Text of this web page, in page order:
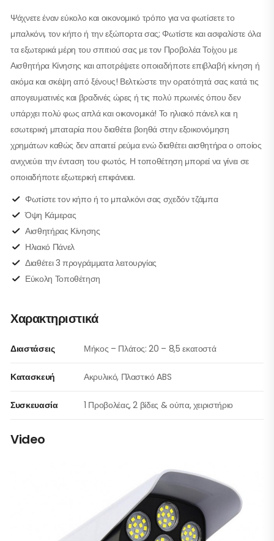
Ψάχνετε έναν εύκολο και οικονομικό τρόπο για να φωτίσετε το
μπαλκόνι, τον κήπο ή την εξώπορτα σας; Φωτίστε και ασφαλίστε όλα
τα εξωτερικά μέρη του σπιτιού σας με τον Προβολέα Τοίχου με
Αισθητήρα Κίνησης και αποτρέψετε οποιαδήποτε επιβλαβή κίνηση ή
ακόμα και σκέψη από ξένους! Βελτιώστε την ορατότητά σας κατά τις
απογευματινές και βραδινές ώρες ή τις πολύ πρωινές όπου δεν
υπάρχει πολύ φως απλά και οικονομικά! Το ηλιακό πάνελ και η
εσωτερική μπαταρία που διαθέτει βοηθά στην εξοικονόμηση
χρημάτων καθώς δεν απαιτεί ρεύμα ενώ διαθέτει αισθητήρα ο οποίος
ανιχνεύει την ένταση του φωτός. Η τοποθέτηση μπορεί να γίνει σε
οποιαδήποτε εξωτερική επιφάνεια.
Φωτίστε τον κήπο ή το μπαλκόνι σας σχεδόν τζάμπα
Όψη Κάμερας
Αισθητήρας Κίνησης
Ηλιακό Πάνελ
Διαθέτει 3 προγράμματα λειτουργίας
Εύκολη Τοποθέτηση
Χαρακτηριστικά
Διαστάσεις Μήκος – Πλάτος: 20 – 8,5 εκατοστά
Κατασκευή Ακρυλικό, Πλαστικό ABS
Συσκευασία 1 Προβολέας, 2 βίδες & ούπα, χειριστήριο
Video